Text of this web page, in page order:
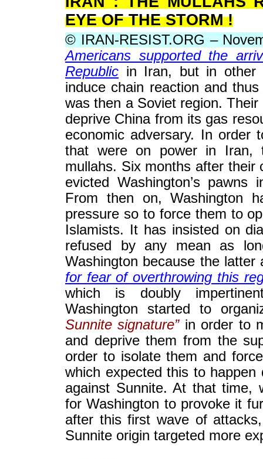
EYE OF THE STORM !
© IRAN-RESIST.ORG –
Americans supported the
Republic in Iran, but in other
induce chain reaction and
was then a Soviet region.
deprive China from its gas
economic adversary. In order
that were on power in Iran,
mullahs. Six months after their
evicted Washington’s
From then on, Washington
pressure so to force them to
Islamists. It has insisted on
refused by any mean as
Washington because the
for fear of overthrowing this
which is doubly
Washington started to
Sunnite signature”in order to
and deprive them from the
order to isolate them and
which expected this to happen
against Sunnite. At that time,
for Washington to provoke it
after this first wave of
Sunnite origin targeted more